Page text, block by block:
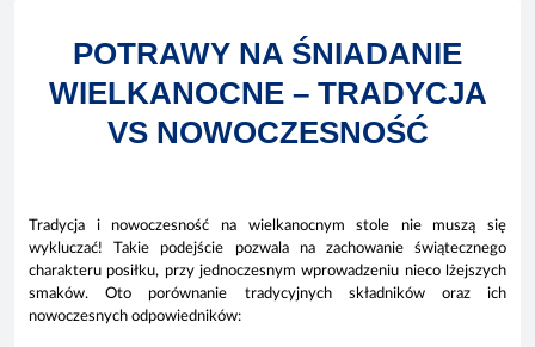
POTRAWY NA ŚNIADANIE
WIELKANOCNE – TRADYCJA
VS NOWOCZESNOŚĆ
Tradycja i nowoczesność na wielkanocnym stole nie muszą się
wykluczać! Takie podejście pozwala na zachowanie świątecznego
charakteru posiłku, przy jednoczesnym wprowadzeniu nieco lżejszych
smaków. Oto porównanie tradycyjnych składników oraz ich
nowoczesnych odpowiedników: